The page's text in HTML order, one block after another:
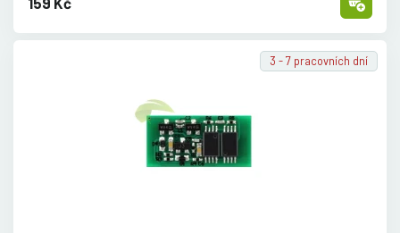
3 - 7 pracovních dní